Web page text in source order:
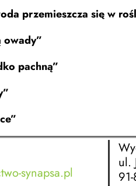
przemieszcza się w
owady”
pachną”
ul.
synapsa.pl